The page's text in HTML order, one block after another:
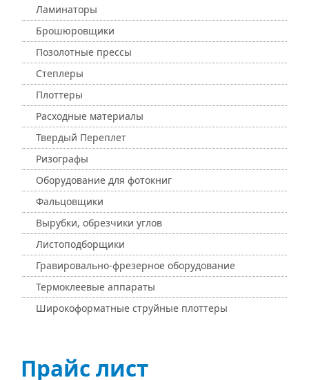
Ламинаторы
Брошюровщики
Позолотные прессы
Степлеры
Плоттеры
Расходные материалы
Твердый Переплет
Ризографы
Оборудование для фотокниг
Фальцовщики
Вырубки, обрезчики углов
Листоподборщики
Гравировально-фрезерное оборудование
Термоклеевые аппараты
Широкоформатные струйные плоттеры
Прайс лист